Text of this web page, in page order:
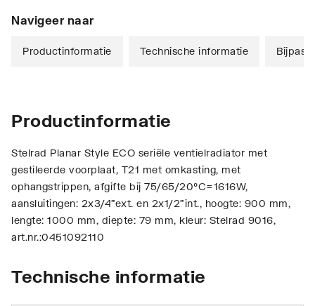
Navigeer naar
Productinformatie Technische informatie
Productinformatie
Stelrad Planar Style ECO seriële ventielradiator met
gestileerde voorplaat, T21 met omkasting, met
ophangstrippen, afgifte bij 75/65/20°C=1616W,
aansluitingen: 2x3/4"ext. en 2x1/2"int., hoogte: 900 mm,
lengte: 1000 mm, diepte: 79 mm, kleur: Stelrad 9016,
art.nr.:0451092110
Technische informatie